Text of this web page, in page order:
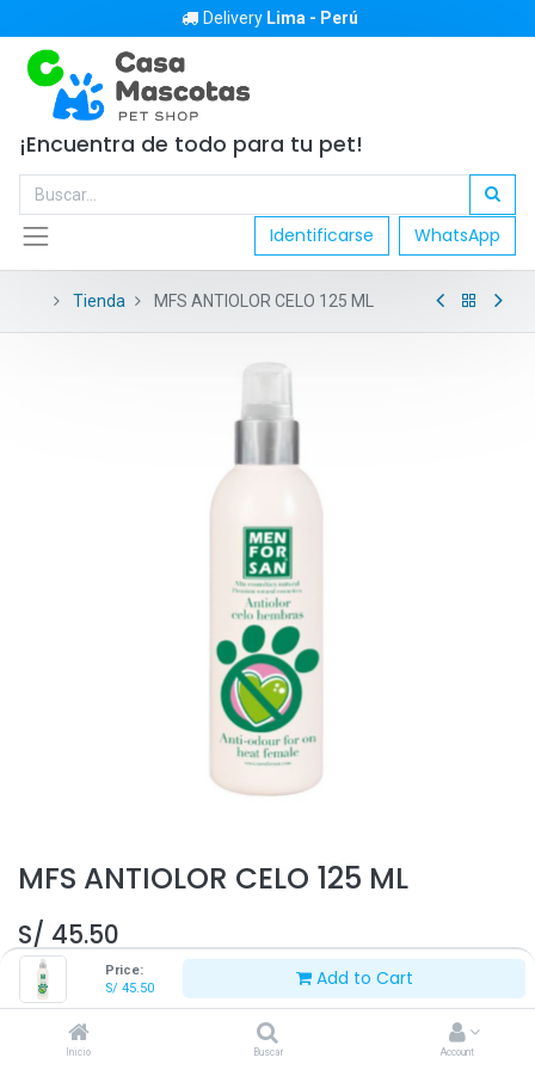
Price:
S/ 45.50 Add to Cart
Inicio Buscar Account
Delivery Lima - Perú
¡Encuentra de todo para tu pet!
Identificarse WhatsApp
Tienda MFS ANTIOLOR CELO 125 ML
MFS ANTIOLOR CELO 125 ML
S/ 45.50